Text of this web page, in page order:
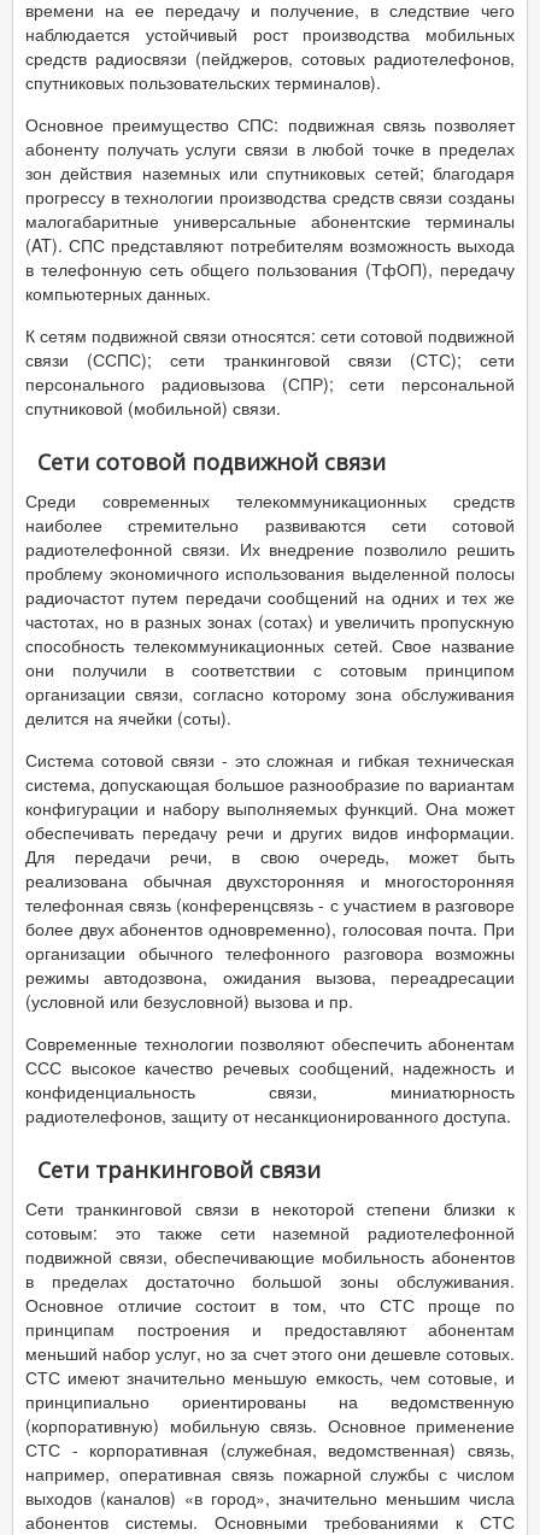
времени на ее передачу и получение, в следствие чего
наблюдается устойчивый рост производства мобильных
средств радиосвязи (пейджеров, сотовых радиотелефонов,
спутниковых пользовательских терминалов).
Основное преимущество СПС: подвижная связь позволяет
абоненту получать услуги связи в любой точке в пределах
зон действия наземных или спутниковых сетей; благодаря
прогрессу в технологии производства средств связи созданы
малогабаритные универсальные абонентские терминалы
(AT). СПС представляют потребителям возможность выхода
в телефонную сеть общего пользования (ТфОП), передачу
компьютерных данных.
К сетям подвижной связи относятся: сети сотовой подвижной
связи (ССПС); сети транкинговой связи (СТС); сети
персонального радиовызова (СПР); сети персональной
спутниковой (мобильной) связи.
Сети сотовой подвижной связи
Среди современных телекоммуникационных средств
наиболее стремительно развиваются сети сотовой
радиотелефонной связи. Их внедрение позволило решить
проблему экономичного использования выделенной полосы
радиочастот путем передачи сообщений на одних и тех же
частотах, но в разных зонах (сотах) и увеличить пропускную
способность телекоммуникационных сетей. Свое название
они получили в соответствии с сотовым принципом
организации связи, согласно которому зона обслуживания
делится на ячейки (соты).
Система сотовой связи - это сложная и гибкая техническая
система, допускающая большое разнообразие по вариантам
конфигурации и набору выполняемых функций. Она может
обеспечивать передачу речи и других видов информации.
Для передачи речи, в свою очередь, может быть
реализована обычная двухсторонняя и многосторонняя
телефонная связь (конференцсвязь - с участием в разговоре
более двух абонентов одновременно), голосовая почта. При
организации обычного телефонного разговора возможны
режимы автодозвона, ожидания вызова, переадресации
(условной или безусловной) вызова и пр.
Современные технологии позволяют обеспечить абонентам
ССС высокое качество речевых сообщений, надежность и
конфиденциальность связи, миниатюрность
радиотелефонов, защиту от несанкционированного доступа.
Сети транкинговой связи
Сети транкинговой связи в некоторой степени близки к
сотовым: это также сети наземной радиотелефонной
подвижной связи, обеспечивающие мобильность абонентов
в пределах достаточно большой зоны обслуживания.
Основное отличие состоит в том, что СТС проще по
принципам построения и предоставляют абонентам
меньший набор услуг, но за счет этого они дешевле сотовых.
СТС имеют значительно меньшую емкость, чем сотовые, и
принципиально ориентированы на ведомственную
(корпоративную) мобильную связь. Основное применение
СТС - корпоративная (служебная, ведомственная) связь,
например, оперативная связь пожарной службы с числом
выходов (каналов) «в город», значительно меньшим числа
абонентов системы. Основными требованиями к СТС